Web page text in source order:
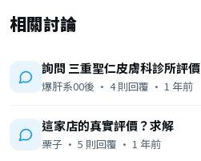
相關討論
詢問 三重聖仁皮膚科診所評價
爆肝系00後 · 4 則回覆 · 1 年前
這家店的真實評價？求解
栗子 · 5 則回覆 · 1 年前